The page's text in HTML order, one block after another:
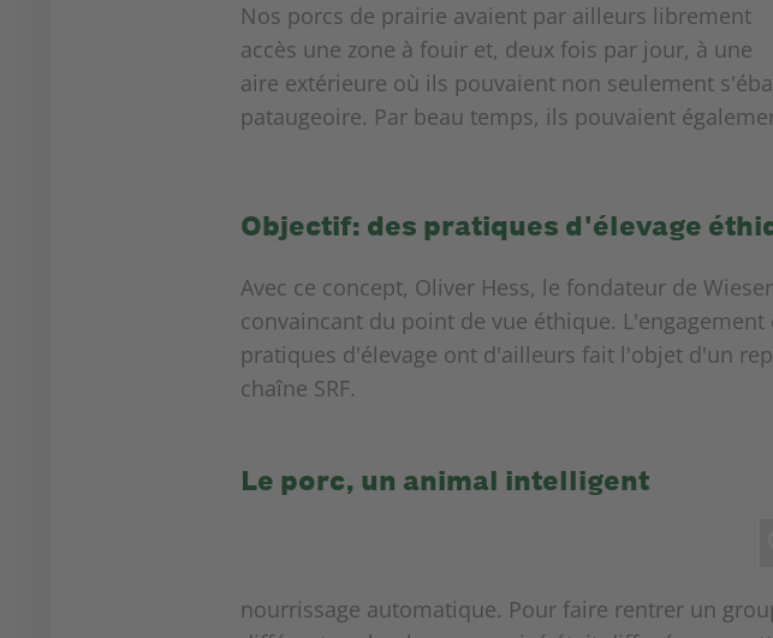
Nos porcs de prairie avaient par ailleurs librement
accès une zone à fouir et, deux fois par jour, à une
aire extérieure où ils pouvaient non seulement
pataugeoire. Par beau temps, ils pouvaient
Objectif: des pratiques d'élevage
Avec ce concept, Oliver Hess, le fondateur de
convaincant du point de vue éthique.
pratiques d'élevage ont d'ailleurs fait l'objet d'un
chaîne SRF.
Le porc, un animal intelligent
nourrissage automatique. Pour faire rentrer un